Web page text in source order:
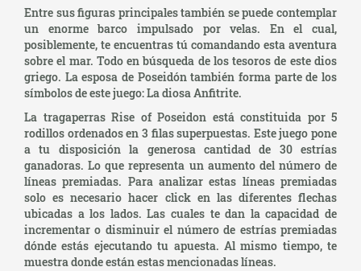
Entre sus figuras principales también se puede contemplar
un enorme barco impulsado por velas. En el cual,
posiblemente, te encuentras tú comandando esta aventura
sobre el mar. Todo en búsqueda de los tesoros de este dios
griego. La esposa de Poseidón también forma parte de los
símbolos de este juego: La diosa Anfitrite.
La tragaperras Rise of Poseidon está constituida por 5
rodillos ordenados en 3 filas superpuestas. Este juego pone
a tu disposición la generosa cantidad de 30 estrías
ganadoras. Lo que representa un aumento del número de
líneas premiadas. Para analizar estas líneas premiadas
solo es necesario hacer click en las diferentes flechas
ubicadas a los lados. Las cuales te dan la capacidad de
incrementar o disminuir el número de estrías premiadas
dónde estás ejecutando tu apuesta. Al mismo tiempo, te
muestra donde están estas mencionadas líneas.